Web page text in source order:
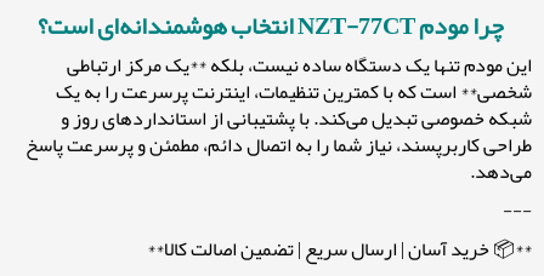
چرا مودم NZT-77CT انتخاب هوشمندانه‌ای است؟
این مودم تنها یک دستگاه ساده نیست، بلکه **یک مرکز ارتباطی
شخصی** است که با کمترین تنظیمات، اینترنت پرسرعت را به یک
شبکه خصوصی تبدیل می‌کند. با پشتیبانی از استانداردهای روز و
طراحی کاربرپسند، نیاز شما را به اتصال دائم، مطمئن و پرسرعت پاسخ
می‌دهد.
---
**📦 خرید آسان | ارسال سریع | تضمین اصالت کالا**